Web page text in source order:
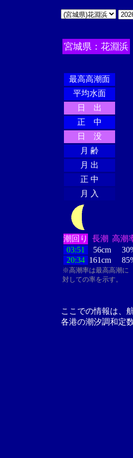
宮城県：花淵浜
最高高潮面
平均水面
日 出
正 中
日 没
月 齢
月 出
正 中
月 入
潮回り 長潮 高潮
03:51
56cm
20:34 161cm
※高潮率は最高高潮に
対しての率を示す。
ここでの情報は、
各港の潮汐調和定